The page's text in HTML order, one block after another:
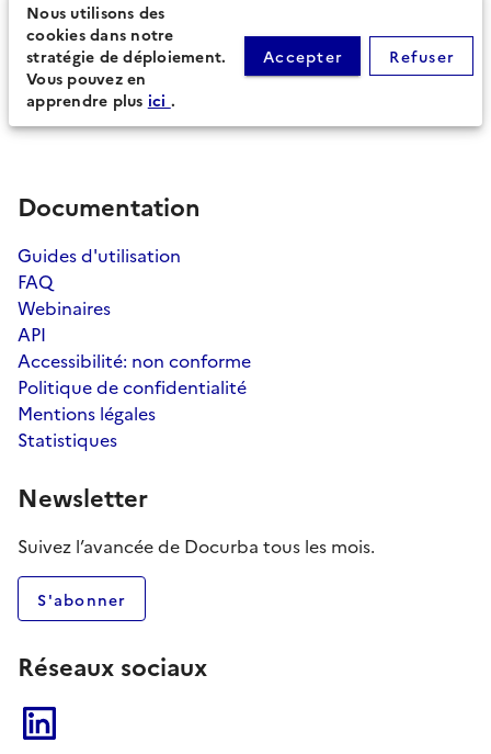
Documentation
Guides d'utilisation
FAQ
Webinaires
API
Accessibilité: non conforme
Politique de confidentialité
Mentions légales
Statistiques
Newsletter
Suivez l’avancée de Docurba tous les mois.
S'abonner
Réseaux sociaux
Nous utilisons des
cookies dans notre
stratégie de déploiement.
Vous pouvez en
apprendre plus ici .
Accepter Refuser